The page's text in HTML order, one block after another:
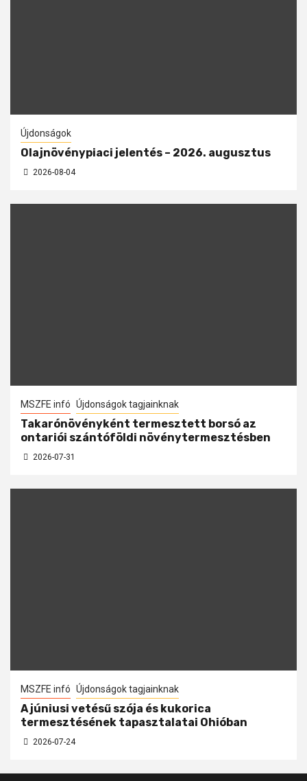
Újdonságok
Olajnövénypiaci jelentés – 2026. augusztus
2026-08-04
MSZFE infó Újdonságok tagjainknak
Takarónövényként termesztett borsó az
ontariói szántóföldi növénytermesztésben
2026-07-31
MSZFE infó Újdonságok tagjainknak
A júniusi vetésű szója és kukorica
termesztésének tapasztalatai Ohióban
2026-07-24